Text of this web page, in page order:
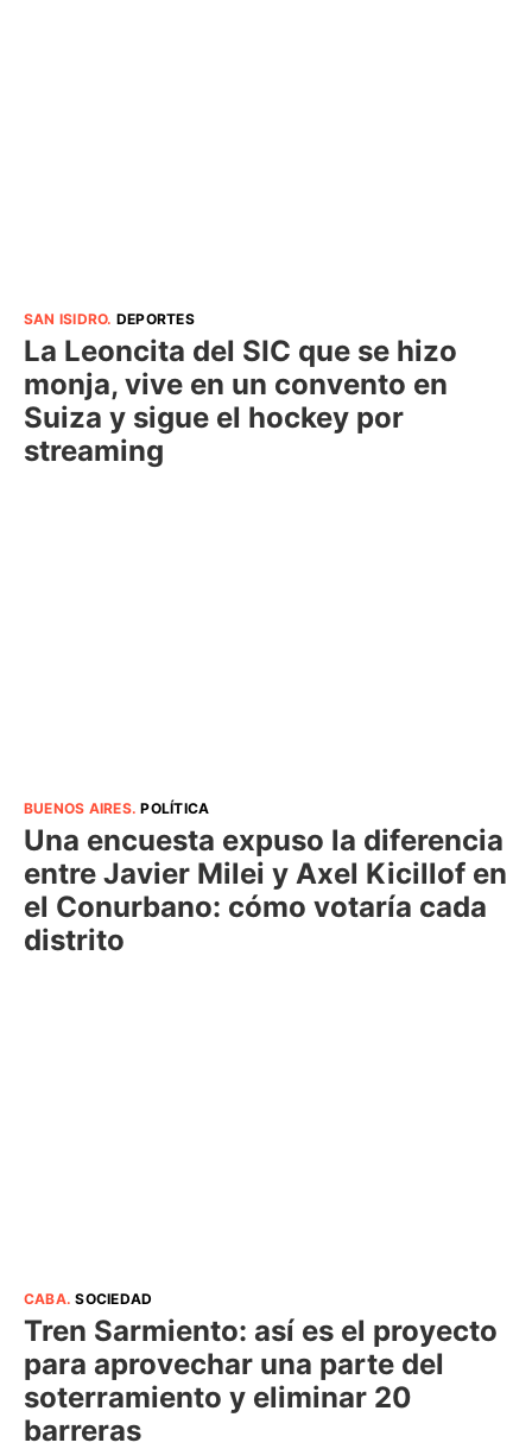
SAN ISIDRO. DEPORTES
La Leoncita del SIC que se hizo
monja, vive en un convento en
Suiza y sigue el hockey por
streaming
BUENOS AIRES.POLÍTICA
Una encuesta expuso la diferencia
entre Javier Milei y Axel Kicillof en
el Conurbano: cómo votaría cada
distrito
CABA.SOCIEDAD
Tren Sarmiento: así es el proyecto
para aprovechar una parte del
soterramiento y eliminar 20
barreras